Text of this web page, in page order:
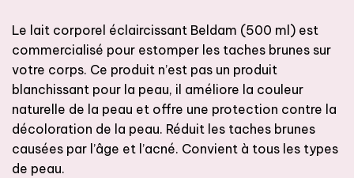
Le lait corporel éclaircissant Beldam (500 ml) est
commercialisé pour estomper les taches brunes sur
votre corps. Ce produit n’est pas un produit
blanchissant pour la peau, il améliore la couleur
naturelle de la peau et offre une protection contre la
décoloration de la peau. Réduit les taches brunes
causées par l’âge et l’acné. Convient à tous les types
de peau.